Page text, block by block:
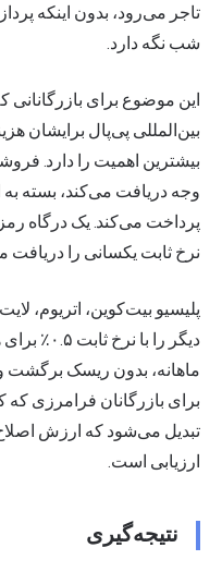
تاجر می‌رود، بدون اینکه
شب نگه دارد.
این موضوع برای بازرگانانی
بین‌المللی پی‌پال برایشان
بیشترین اهمیت را دارد.
وجه دریافت می‌کند، بسته به
پرداخت می‌کند. یک درگاه
نرخ ثابت یکسانی را دریافت
پلیسیو بیت‌کوین، اتریوم،
دیگر را
ماهانه، بدون ریسک برگشت
برای بازرگانان فرامرزی که
تبدیل می‌شود که ارزش اصلاح
ارزیابی است.
نتیجه‌گیری